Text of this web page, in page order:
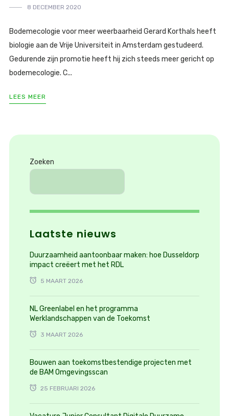
8 DECEMBER 2020
Bodemecologie voor meer weerbaarheid Gerard Korthals heeft
biologie aan de Vrije Universiteit in Amsterdam gestudeerd.
Gedurende zijn promotie heeft hij zich steeds meer gericht op
bodemecologie. C...
LEES MEER
Zoeken
Laatste nieuws
Duurzaamheid aantoonbaar maken: hoe Dusseldorp
impact creëert met het RDL
5 MAART 2026
NL Greenlabel en het programma
Werklandschappen van de Toekomst
3 MAART 2026
Bouwen aan toekomstbestendige projecten met
de BAM Omgevingsscan
25 FEBRUARI 2026